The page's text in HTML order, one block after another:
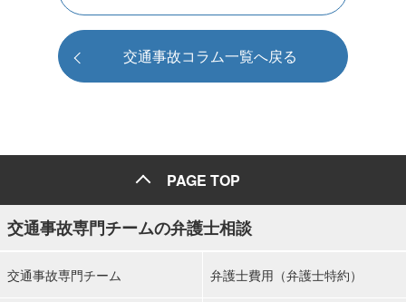
交通事故コラム一覧へ戻る
PAGE TOP
交通事故専門チームの弁護士相談
交通事故専門チーム 弁護士費用（弁護士特約）